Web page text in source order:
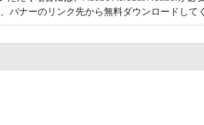
バナーのリンク先から無料ダウンロードして